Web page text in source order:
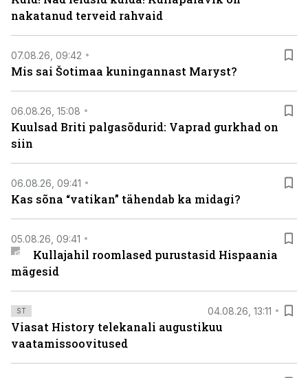
nakatanud terveid rahvaid
07.08.26, 09:42
Mis sai Šotimaa kuningannast Maryst?
06.08.26, 15:08
Kuulsad Briti palgasõdurid: Vaprad gurkhad on
siin
06.08.26, 09:41
Kas sõna “vatikan” tähendab ka midagi?
05.08.26, 09:41
Kullajahil roomlased purustasid Hispaania
mägesid
ST 04.08.26, 13:11
Viasat History telekanali augustikuu
vaatamissoovitused